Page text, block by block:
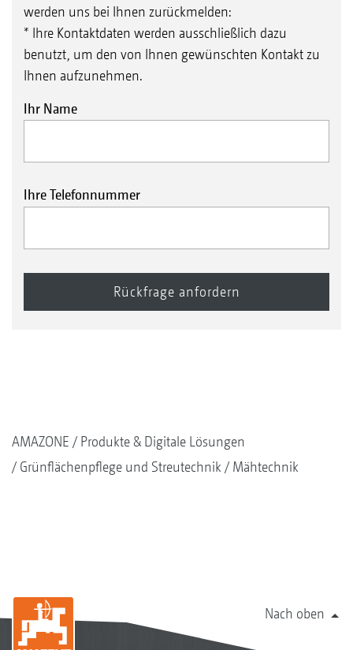
werden uns bei Ihnen zurückmelden:
* Ihre Kontaktdaten werden ausschließlich dazu
benutzt, um den von Ihnen gewünschten Kontakt zu
Ihnen aufzunehmen.
Ihr Name
Ihre Telefonnummer
AMAZONE
Produkte & Digitale Lösungen
Grünflächenpflege und Streutechnik
Mähtechnik
Nach oben